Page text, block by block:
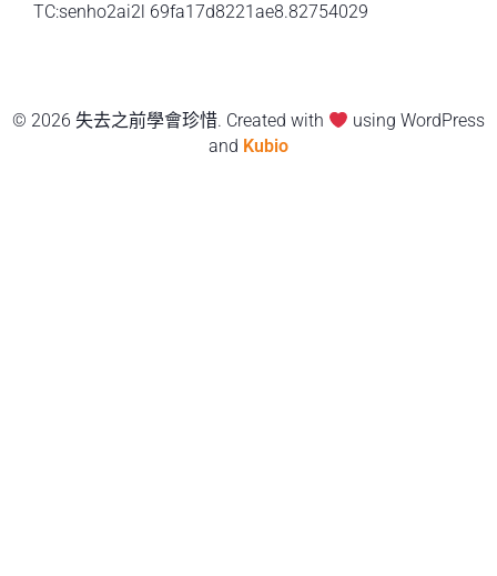
TC:senho2ai2l 69fa17d8221ae8.82754029
© 2026 失去之前學會珍惜. Created with
using WordPress
and Kubio